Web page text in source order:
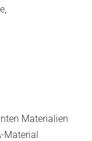
Materialien
Material